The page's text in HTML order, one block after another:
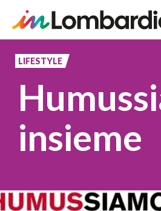
principale
LIFESTYLE
insieme